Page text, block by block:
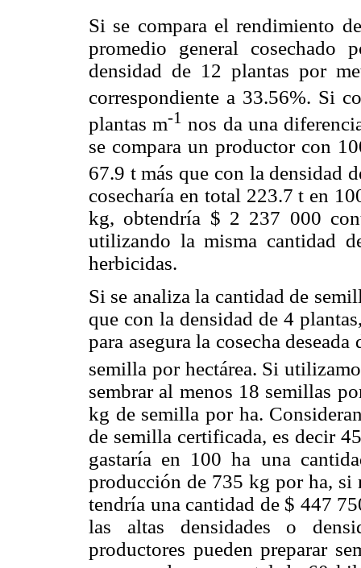
Si se compara el rendimiento
promedio general cosechado
densidad de 12 plantas por
correspondiente a 33.56%. Si
plantas m-1 nos da una
se compara un productor con
67.9 t más que con la densidad
cosecharía en total 223.7 t en
kg, obtendría $ 2 237 000
utilizando la misma cantidad
herbicidas.
Si se analiza la cantidad de
que con la densidad de 4
para asegura la cosecha
semilla por hectárea. Si
sembrar al menos 18 semillas
kg de semilla por ha.
de semilla certificada, es decir
gastaría en 100 ha una
producción de 735 kg por ha,
tendría una cantidad de $ 447
las altas densidades o
productores pueden preparar